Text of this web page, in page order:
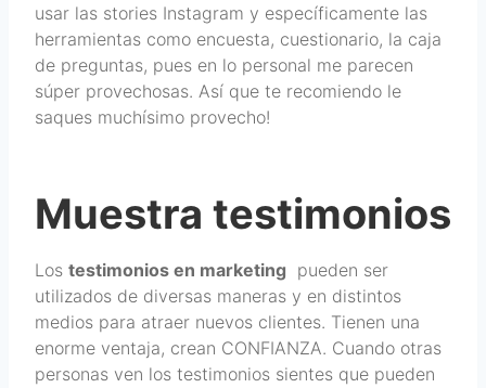
usar las stories Instagram y específicamente las
herramientas como encuesta, cuestionario, la caja
de preguntas, pues en lo personal me parecen
súper provechosas. Así que te recomiendo le
saques muchísimo provecho!
Muestra testimonios
Los testimonios en marketing pueden ser
utilizados de diversas maneras y en distintos
medios para atraer nuevos clientes. Tienen una
enorme ventaja, crean CONFIANZA. Cuando otras
personas ven los testimonios sientes que pueden